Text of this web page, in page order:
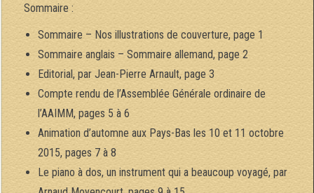
Sommaire :
Sommaire – Nos illustrations de couverture, page 1
Sommaire anglais – Sommaire allemand, page 2
Editorial, par Jean-Pierre Arnault, page 3
Compte rendu de l’Assemblée Générale ordinaire de
l’AAIMM, pages 5 à 6
Animation d’automne aux Pays-Bas les 10 et 11 octobre
2015, pages 7 à 8
Le piano à dos, un instrument qui a beaucoup voyagé, par